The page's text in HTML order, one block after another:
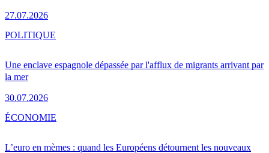
27.07.2026
Une enclave espagnole dépassée par l'afflux de migrants arrivant par
la mer
30.07.2026
POLITIQUE
L’euro en mèmes : quand les Européens détournent les nouveaux
ÉCONOMIE